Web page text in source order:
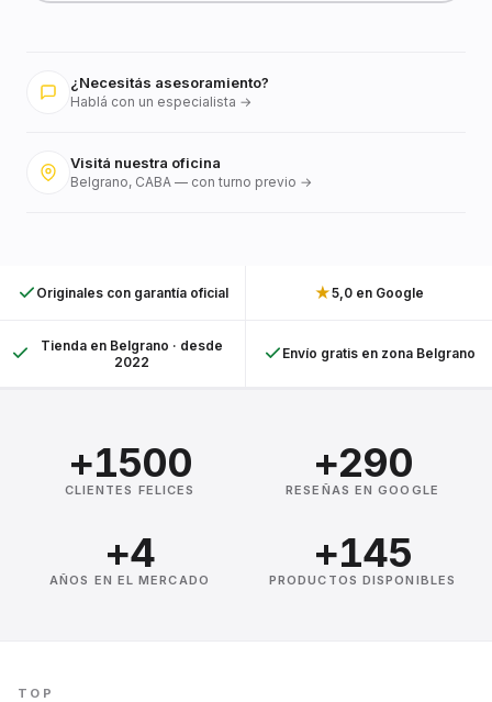
¿Necesitás asesoramiento?
Hablá con un especialista →
Visitá nuestra oficina
Belgrano, CABA — con turno previo →
Originales con garantía oficial ★5,0 en Google
Tienda en Belgrano · desde
2022
Envío gratis en zona Belgrano
+1500
CLIENTES FELICES
+290
RESEÑAS EN GOOGLE
+4
AÑOS EN EL MERCADO
+145
PRODUCTOS DISPONIBLES
TOP